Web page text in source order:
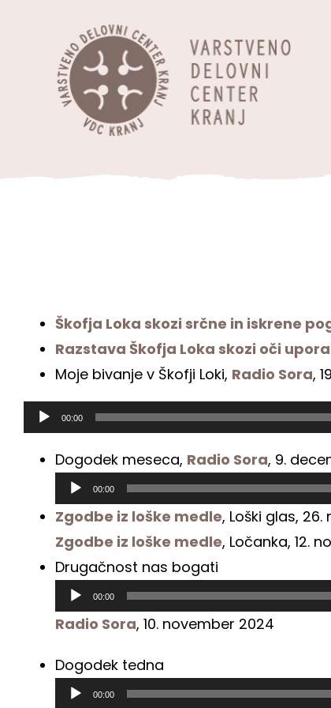
Škofja Loka skozi srčne in iskrene
Razstava Škofja Loka skozi oči
Moje bivanje v Škofji Loki, Radio Sora,
Predvajalnik
zvoka
00:00
Dogodek meseca, Radio Sora, 9.
00:00
Zgodbe iz loške medle, Loški glas,
Zgodbe iz loške medle, Ločanka, 12.
Drugačnost nas bogatiPredvajalnik
zvoka
00:00
Radio Sora, 10. november 2024
Dogodek tednaPredvajalnik
zvoka
00:00